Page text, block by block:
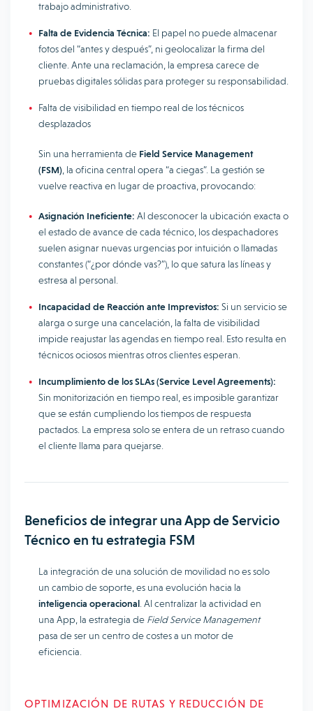
trabajo administrativo.
Falta de Evidencia Técnica: El papel no puede almacenar
fotos del “antes y después”, ni geolocalizar la firma del
cliente. Ante una reclamación, la empresa carece de
pruebas digitales sólidas para proteger su responsabilidad.
Falta de visibilidad en tiempo real de los técnicos
desplazados
Sin una herramienta de Field Service Management
(FSM) , la oficina central opera “a ciegas”. La gestión se
vuelve reactiva en lugar de proactiva, provocando:
Asignación Ineficiente: Al desconocer la ubicación exacta o
el estado de avance de cada técnico, los despachadores
suelen asignar nuevas urgencias por intuición o llamadas
constantes (“¿por dónde vas?”), lo que satura las líneas y
estresa al personal.
Incapacidad de Reacción ante Imprevistos: Si un servicio se
alarga o surge una cancelación, la falta de visibilidad
impide reajustar las agendas en tiempo real. Esto resulta en
técnicos ociosos mientras otros clientes esperan.
Incumplimiento de los SLAs (Service Level Agreements):
Sin monitorización en tiempo real, es imposible garantizar
que se están cumpliendo los tiempos de respuesta
pactados. La empresa solo se entera de un retraso cuando
el cliente llama para quejarse.
Beneficios de integrar una App de Servicio
Técnico en tu estrategia FSM
La integración de una solución de movilidad no es solo
un cambio de soporte, es una evolución hacia la
inteligencia operacional . Al centralizar la actividad en
una App, la estrategia de Field Service Management
pasa de ser un centro de costes a un motor de
eficiencia.
OPTIMIZACIÓN DE RUTAS Y REDUCCIÓN DE